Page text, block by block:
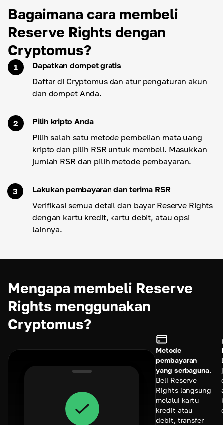
Bagaimana cara membeli
Reserve Rights dengan
Cryptomus?
1
Dapatkan dompet gratis
Daftar di Cryptomus dan atur pengaturan akun
dan dompet Anda.
2
Pilih kripto Anda
Pilih salah satu metode pembelian mata uang
kripto dan pilih RSR untuk membeli. Masukkan
jumlah RSR dan pilih metode pembayaran.
3
Lakukan pembayaran dan terima RSR
Verifikasi semua detail dan bayar Reserve Rights
dengan kartu kredit, kartu debit, atau opsi
lainnya.
Mengapa membeli Reserve
Rights menggunakan
Cryptomus?
Metode
pembayaran
yang serbaguna.
Beli Reserve
Rights langsung
melalui kartu
kredit atau
debit, transfer